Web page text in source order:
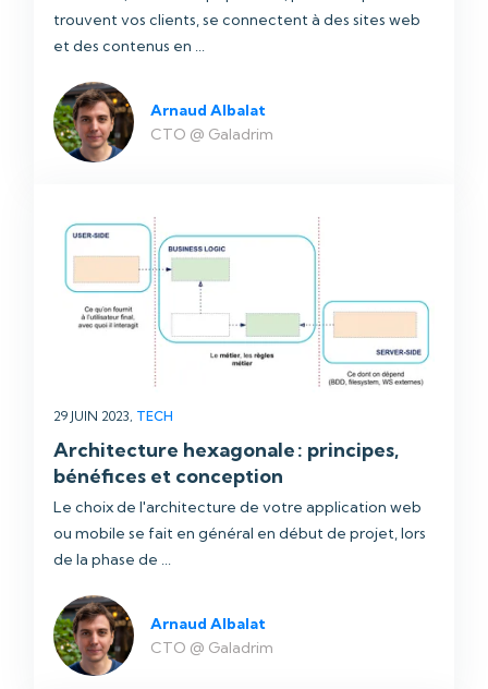
trouvent vos clients, se connectent à des sites web
et des contenus en ...
Arnaud Albalat
CTO @ Galadrim
29 JUIN 2023, TECH
Architecture hexagonale : principes,
bénéfices et conception
Le choix de l'architecture de votre application web
ou mobile se fait en général en début de projet, lors
de la phase de ...
Arnaud Albalat
CTO @ Galadrim